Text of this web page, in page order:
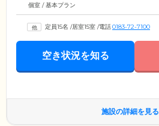
個室 / 基本プラン
定員15名 /居室15室 /電話0183-72-7100
空き状況を知る
施設の詳細を見る